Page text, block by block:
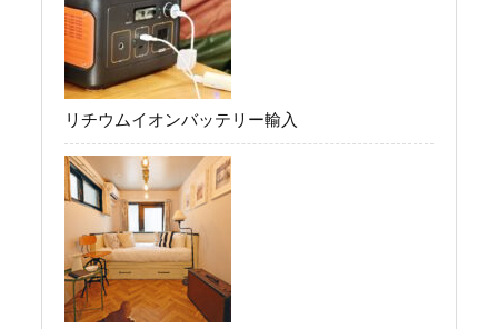
リチウムイオンバッテリー輸入